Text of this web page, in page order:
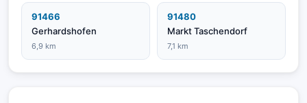
91466
Gerhardshofen
6,9 km
91480
Markt Taschendorf
7,1 km